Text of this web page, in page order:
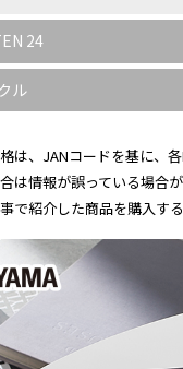
24
ル
は、JANコードを基に、
は情報が誤っている場合
で紹介した商品を購入す